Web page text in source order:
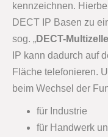
kennzeichnen.
DECT IP Basen zu
sog. „DECT-Multizelle
IP kann dadurch auf
Fläche telefonieren.
beim Wechsel der
für Industrie
für Handwerk